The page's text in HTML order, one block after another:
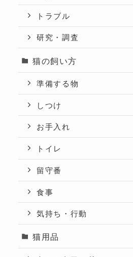
トラブル
研究・調査
猫の飼い方
準備する物
しつけ
お手入れ
トイレ
留守番
食事
気持ち・行動
猫用品